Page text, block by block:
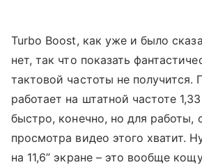
Turbo Boost, как уже и было
нет, так что показать
тактовой частоты не получится.
работает на штатной частоте
быстро, конечно, но для работы,
просмотра видео этого хватит.
на 11,6” экране – это вообще